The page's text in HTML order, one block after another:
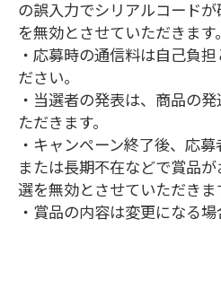
の誤入力でシリアルコード
を無効とさせていただきます。
・応募時の通信料は自己負
ださい。
・当選者の発表は、商品の
ただきます。
・キャンペーン終了後、応
または長期不在などで賞品
選を無効とさせていただきま
・賞品の内容は変更になる場